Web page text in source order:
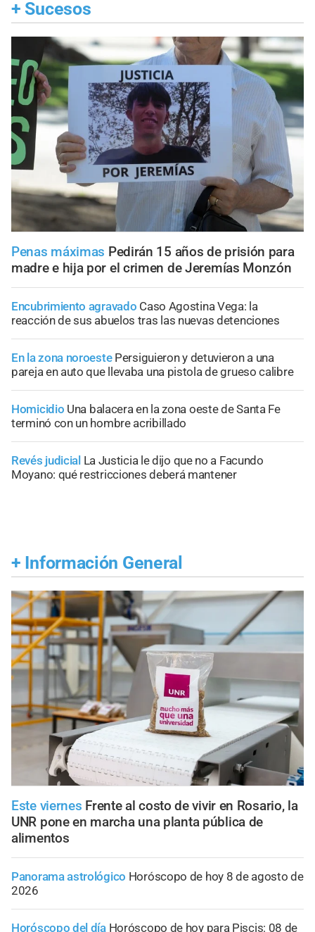
+ Sucesos
Penas máximas Pedirán 15 años de prisión para
madre e hija por el crimen de Jeremías Monzón
Encubrimiento agravado Caso Agostina Vega: la
reacción de sus abuelos tras las nuevas detenciones
En la zona noroeste Persiguieron y detuvieron a una
pareja en auto que llevaba una pistola de grueso calibre
Homicidio Una balacera en la zona oeste de Santa Fe
terminó con un hombre acribillado
Revés judicial La Justicia le dijo que no a Facundo
Moyano: qué restricciones deberá mantener
+ Información General
Este viernes Frente al costo de vivir en Rosario, la
UNR pone en marcha una planta pública de
alimentos
Panorama astrológico Horóscopo de hoy 8 de agosto de
2026
Horóscopo del día Horóscopo de hoy para Piscis: 08 de